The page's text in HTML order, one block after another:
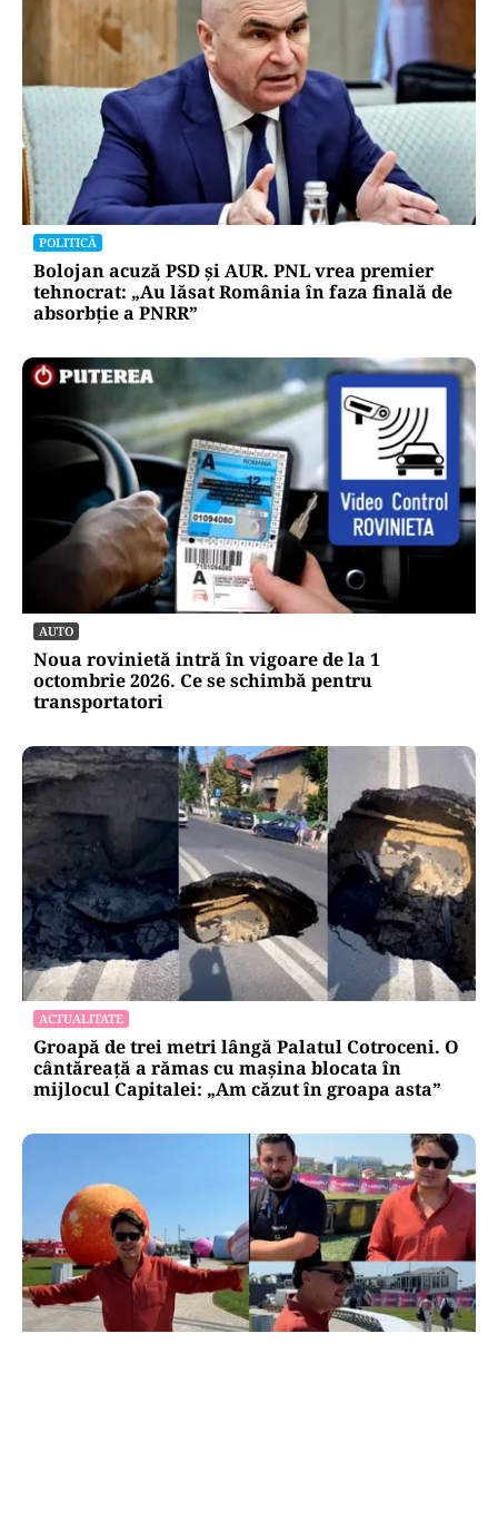
POLITICĂ
Bolojan acuză PSD și AUR. PNL vrea premier
tehnocrat: „Au lăsat România în faza finală de
absorbţie a PNRR”
AUTO
Noua rovinietă intră în vigoare de la 1
octombrie 2026. Ce se schimbă pentru
transportatori
ACTUALITATE
Groapă de trei metri lângă Palatul Cotroceni. O
cântăreață a rămas cu mașina blocata în
mijlocul Capitalei: „Am căzut în groapa asta”